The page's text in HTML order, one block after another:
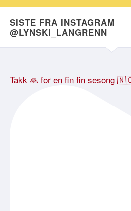
SISTE FRA INSTAGRAM
@LYNSKI_LANGRENN
Takk 🙏 for en fin fin sesong